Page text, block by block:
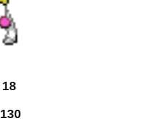
18
130